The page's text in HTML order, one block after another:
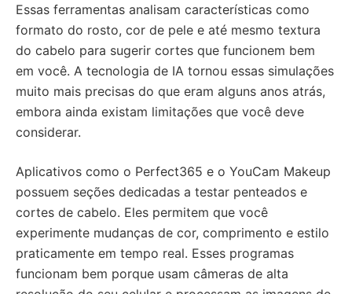
Essas ferramentas analisam características como
formato do rosto, cor de pele e até mesmo textura
do cabelo para sugerir cortes que funcionem bem
em você. A tecnologia de IA tornou essas simulações
muito mais precisas do que eram alguns anos atrás,
embora ainda existam limitações que você deve
considerar.
Aplicativos como o Perfect365 e o YouCam Makeup
possuem seções dedicadas a testar penteados e
cortes de cabelo. Eles permitem que você
experimente mudanças de cor, comprimento e estilo
praticamente em tempo real. Esses programas
funcionam bem porque usam câmeras de alta